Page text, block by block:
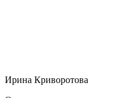
Ирина Криворотова